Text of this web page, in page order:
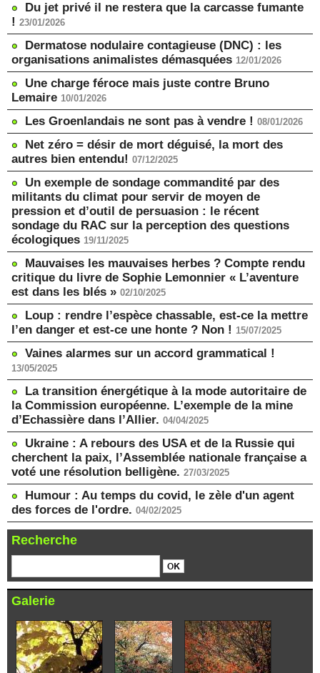
Du jet privé il ne restera que la carcasse fumante
! 23/01/2026
Dermatose nodulaire contagieuse (DNC) : les
organisations animalistes démasquées 12/01/2026
Une charge féroce mais juste contre Bruno
Lemaire 10/01/2026
Les Groenlandais ne sont pas à vendre ! 08/01/2026
Net zéro = désir de mort déguisé, la mort des
autres bien entendu! 07/12/2025
Un exemple de sondage commandité par des
militants du climat pour servir de moyen de
pression et d’outil de persuasion : le récent
sondage du RAC sur la perception des questions
écologiques 19/11/2025
Mauvaises les mauvaises herbes ? Compte rendu
critique du livre de Sophie Lemonnier « L’aventure
est dans les blés » 02/10/2025
Loup : rendre l’espèce chassable, est-ce la mettre
l’en danger et est-ce une honte ? Non ! 15/07/2025
Vaines alarmes sur un accord grammatical !
13/05/2025
La transition énergétique à la mode autoritaire de
la Commission européenne. L’exemple de la mine
d’Echassière dans l’Allier. 04/04/2025
Ukraine : A rebours des USA et de la Russie qui
cherchent la paix, l’Assemblée nationale française a
voté une résolution belligène. 27/03/2025
Humour : Au temps du covid, le zèle d'un agent
des forces de l'ordre. 04/02/2025
Recherche
Galerie